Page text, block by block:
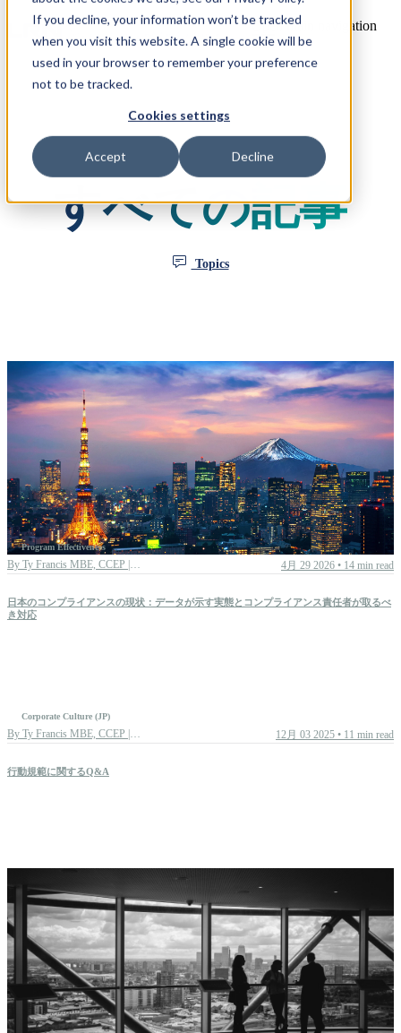
If you decline, your information won’t be tracked
when you visit this website. A single cookie will be
used in your browser to remember your preference
not to be tracked.
Cookies settings
Accept Decline
Open main navigation
すべての記事
Topics
All articles Boards & leadership
Corporate culture DEI
Program Effectiveness
By Ty Francis MBE, CCEP | Chief Advisory Officer 4月 29 2026 • 14 min read
日本のコンプライアンスの現状：データが示す実態とコンプライアンス責任者が取るべ
き対応
Corporate Culture (JP)
By Ty Francis MBE, CCEP | Chief Advisory Officer 12月 03 2025 • 11 min read
行動規範に関するQ&A